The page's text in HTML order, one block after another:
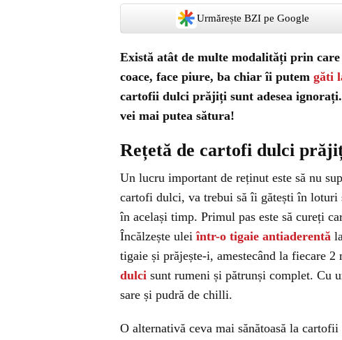
Urmărește BZI pe Google
Există atât de multe modalități prin
coace, face piure, ba chiar îi putem găti
cartofii dulci prăjiți sunt adesea
vei mai putea sătura!
Rețetă de cartofi dulci
Un lucru important de reținut este să nu
cartofi dulci, va trebui să îi gătești în loturi
în același timp. Primul pas este să cureți
Încălzește uleiîntr-o tigaie antiaderentă
tigaie și prăjește-i, amestecând la fiecare
dulci sunt rumeni și pătrunși complet. Cu
sare și pudră de chilli.
O alternativă ceva mai sănătoasă la